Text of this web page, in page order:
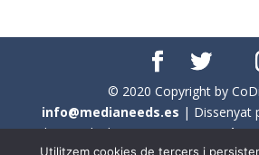
© 2020 Copyright by
info@medianeeds.es | Dissenyat
| Tots els drets reservats a
Utilitzem cookies de tercers i